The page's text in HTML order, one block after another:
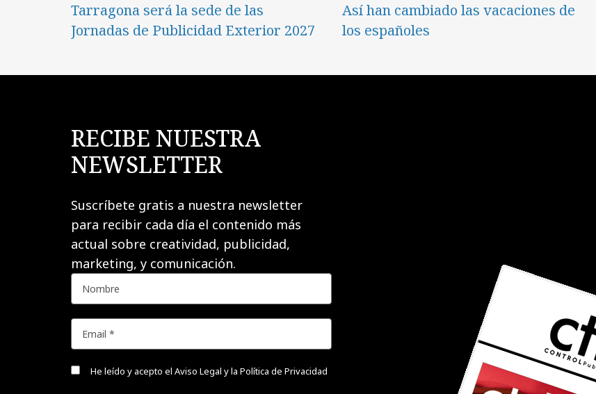
Tarragona será la sede de las
Jornadas de Publicidad Exterior 2027
Así han cambiado las vacaciones de
los españoles
RECIBE NUESTRA
NEWSLETTER
Suscríbete gratis a nuestra newsletter
para recibir cada día el contenido más
actual sobre creatividad, publicidad,
marketing, y comunicación.
He leído y acepto el Aviso Legal y la Política de Privacidad